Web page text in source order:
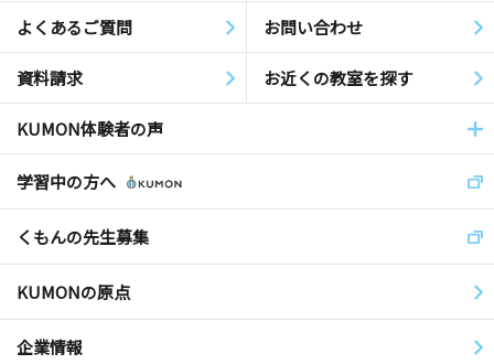
よくあるご質問 お問い合わせ
資料請求 お近くの教室を探す
KUMON体験者の声
学習中の方へ
くもんの先生募集
KUMONの原点
企業情報